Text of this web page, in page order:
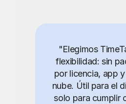
"Elegimos
flexibilidad: sin
por licencia, app
nube. Útil para el
solo para cumplir